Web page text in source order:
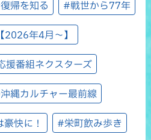
帰を知る #戦世から77年
2026年4月～】
援番組ネクスターズ
縄カルチャー最前線
快に！ #栄町飲み歩き